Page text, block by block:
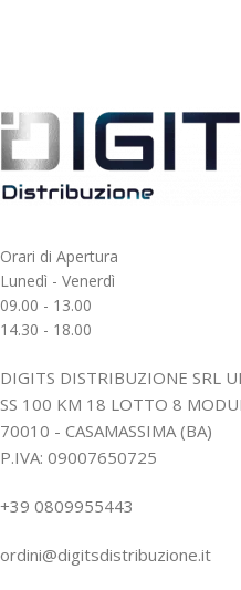
Orari di Apertura
Lunedì - Venerdì
09.00 - 13.00
14.30 - 18.00
DIGITS DISTRIBUZIONE SRL
SS 100 KM 18 LOTTO 8
70010 - CASAMASSIMA (BA)
P.IVA: 09007650725
+39 0809955443
ordini@digitsdistribuzione.it